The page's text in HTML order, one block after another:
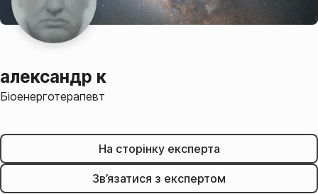
александр к
Біоенерготерапевт
На сторінку експерта
Зв’язатися з експертом